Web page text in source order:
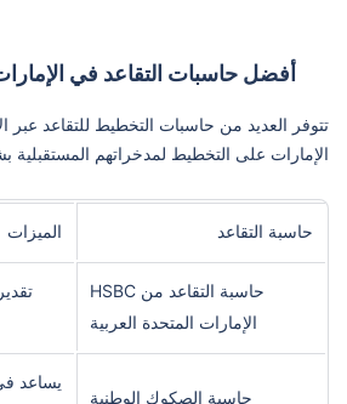
أفضل حاسبات التقاعد في
تتوفر العديد من حاسبات التخطيط للتقاعد عبر
الإمارات على التخطيط لمدخراتهم المستقبلية
حاسبة التقاعد الميزات
حاسبة التقاعد من HSBC
الإمارات المتحدة العربية
حاسية الصكوك الوطنية
يساعد